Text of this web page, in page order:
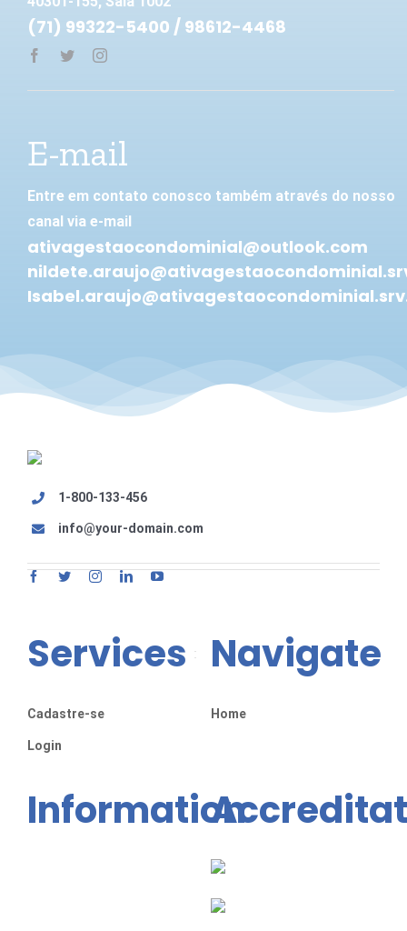
(71) 99322-5400 / 98612-4468
E-mail
Entre em contato conosco também através do nosso
canal via e-mail
ativagestaocondominial@outlook.com
1-800-133-456
info@your-domain.com
Services
Cadastre-se
Login
Navigate
Home
Information